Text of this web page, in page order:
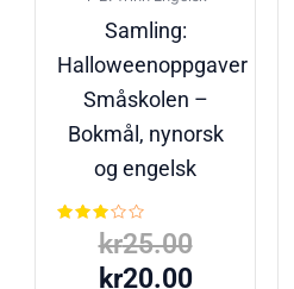
Samling:
Halloweenoppgaver
Småskolen –
Bokmål, nynorsk
og engelsk
Vurdert
3.00kr25.00
kr20.00